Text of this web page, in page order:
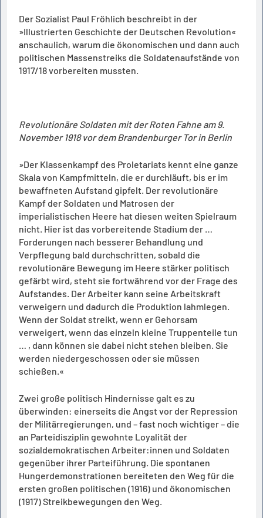
Der Sozialist Paul Fröhlich beschreibt in der
»Illustrierten Geschichte der Deutschen Revolution«
anschaulich, warum die ökonomischen und dann auch
politischen Massenstreiks die Soldatenaufstände von
1917/18 vorbereiten mussten.
Revolutionäre Soldaten mit der Roten Fahne am 9.
November 1918 vor dem Brandenburger Tor in Berlin
»Der Klassenkampf des Proletariats kennt eine ganze
Skala von Kampfmitteln, die er durchläuft, bis er im
bewaffneten Aufstand gipfelt. Der revolutionäre
Kampf der Soldaten und Matrosen der
imperialistischen Heere hat diesen weiten Spielraum
nicht. Hier ist das vorbereitende Stadium der …
Forderungen nach besserer Behandlung und
Verpflegung bald durchschritten, sobald die
revolutionäre Bewegung im Heere stärker politisch
gefärbt wird, steht sie fortwährend vor der Frage des
Aufstandes. Der Arbeiter kann seine Arbeitskraft
verweigern und dadurch die Produktion lahmlegen.
Wenn der Soldat streikt, wenn er Gehorsam
verweigert, wenn das einzeln kleine Truppenteile tun
… , dann können sie dabei nicht stehen bleiben. Sie
werden niedergeschossen oder sie müssen
schießen.«
Zwei große politisch Hindernisse galt es zu
überwinden: einerseits die Angst vor der Repression
der Militärregierungen, und – fast noch wichtiger – die
an Parteidisziplin gewohnte Loyalität der
sozialdemokratischen Arbeiter:innen und Soldaten
gegenüber ihrer Parteiführung. Die spontanen
Hungerdemonstrationen bereiteten den Weg für die
ersten großen politischen (1916) und ökonomischen
(1917) Streikbewegungen den Weg.